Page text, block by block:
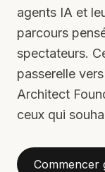
agents IA et
parcours
spectateurs.
passerelle
Architect
ceux qui
Commencer